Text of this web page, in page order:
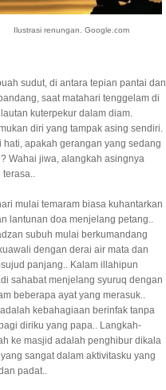
Ilustrasi renungan. Google.com
sudut, di antara tepian pantai dan
saat matahari tenggelam di
kuterpekur dalam diam.
diri yang tampak asing sendiri.
hati, apakah gerangan yang sedang
Wahai jiwa, alangkah asingnya
terasa..
mulai temaram biasa kuhantarkan
lantunan doa menjelang petang..
subuh mulai berkumandang
dengan derai air mata dan
panjang.. Kalam illahipun
sahabat menjelang syuruq dengan
beberapa ayat yang merasuk..
kebahagiaan berinfak tanpa
diriku yang papa.. Langkah-
ke masjid adalah penghibur dikala
sangat dalam aktivitasku yang
padat..